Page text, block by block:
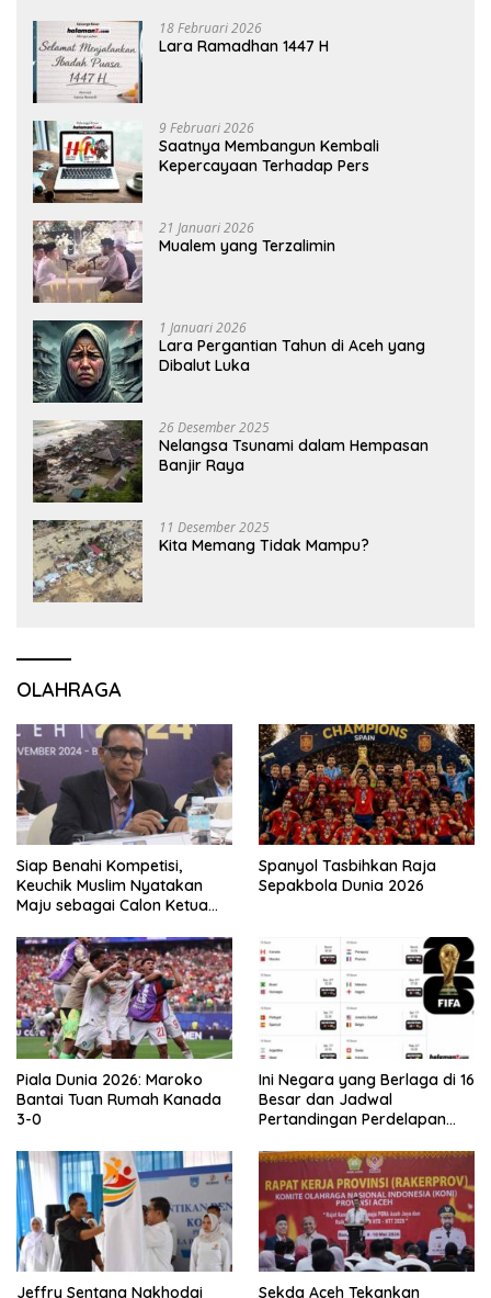
18 Februari 2026
Lara Ramadhan 1447 H
9 Februari 2026
Saatnya Membangun Kembali
Kepercayaan Terhadap Pers
21 Januari 2026
Mualem yang Terzalimin
1 Januari 2026
Lara Pergantian Tahun di Aceh yang
Dibalut Luka
26 Desember 2025
Nelangsa Tsunami dalam Hempasan
Banjir Raya
11 Desember 2025
Kita Memang Tidak Mampu?
OLAHRAGA
Siap Benahi Kompetisi,
Keuchik Muslim Nyatakan
Maju sebagai Calon Ketua
Spanyol Tasbihkan Raja
Sepakbola Dunia 2026
Piala Dunia 2026: Maroko
Bantai Tuan Rumah Kanada
3-0
Ini Negara yang Berlaga di 16
Besar dan Jadwal
Pertandingan Perdelapan
Jeffry Sentana Nakhodai Sekda Aceh Tekankan